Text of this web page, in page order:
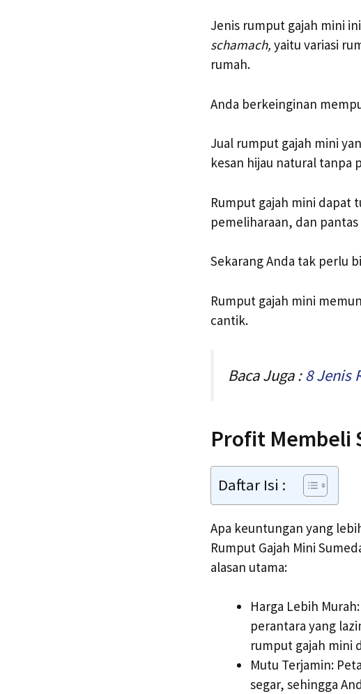
Jenis rumput gajah mini
schamach, yaitu variasi
rumah.
Anda berkeinginan
Jual rumput gajah mini
kesan hijau natural tanpa
Rumput gajah mini dapat
pemeliharaan, dan
Sekarang Anda tak perlu
Rumput gajah mini
cantik.
Baca Juga :8 Jenis
Profit Membeli
Daftar Isi :
Apa keuntungan yang
Rumput Gajah Mini
alasan utama:
Harga Lebih
perantara yang
rumput gajah mini
Mutu Terjamin:
segar, sehingga